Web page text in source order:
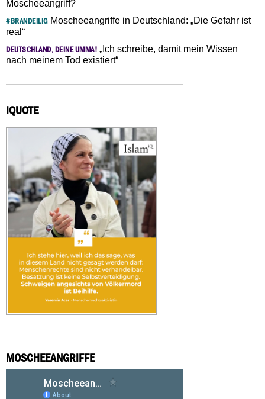
Moscheeangriff?
#BRANDEILIGMoscheeangriffe in Deutschland: „Die Gefahr ist
real“
DEUTSCHLAND, DEINE UMMA! „Ich schreibe, damit mein Wissen
nach meinem Tod existiert“
IQUOTE
MOSCHEEANGRIFFE